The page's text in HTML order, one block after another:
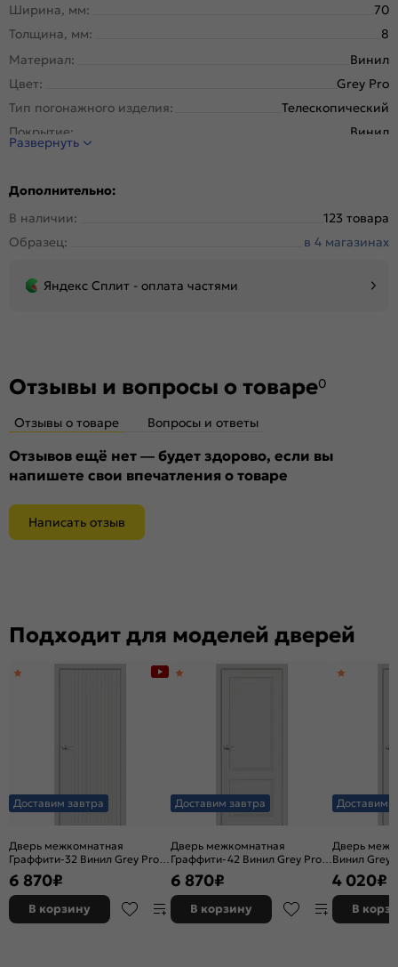
Ширина, мм:
70
Толщина, мм:
8
Материал:
Винил
Цвет:
Grey Pro
Тип погонажного изделия:
Телескопический
Покрытие:
Винил
Развернуть
Дополнительно:
В наличии:
123 товара
Образец:
в 4 магазинах
Яндекс Сплит - оплата частями
Отзывы и вопросы о товаре0
Отзывы о товаре Вопросы и ответы
Отзывов ещё нет — будет здорово, если вы
напишете свои впечатления о товаре
Написать отзыв
Подходит для моделей дверей
Доставим завтра
Дверь межкомнатная
Граффити-32 Винил Grey Pro,
глухая, каркасно-щитовая
6 870₽
В корзину
Доставим завтра
Дверь межкомнатная
Граффити-42 Винил Grey Pro,
глухая, каркасно-щитовая
6 870₽
В корзину
Доставим
Дверь
Винил Grey
каркасно-
4 020₽
В